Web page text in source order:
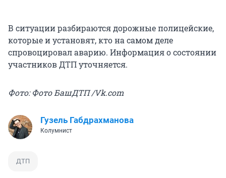
В ситуации разбираются дорожные полицейские,
которые и установят, кто на самом деле
спровоцировал аварию. Информация о состоянии
участников ДТП уточняется.
Фото: Фото БашДТП /Vk.com
Гузель Габдрахманова
Колумнист
ДТП